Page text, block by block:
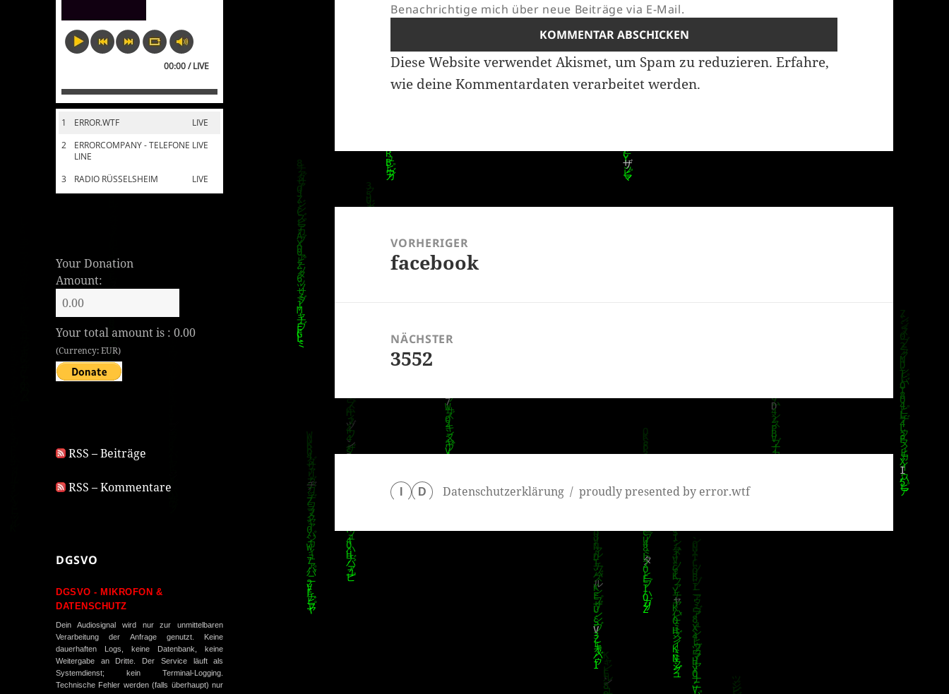
00:00 / LIVE
1 LIVE
ERROR.WTF
2
LIVE
ERRORCOMPANY - TELEFONE
LINE
3
LIVE
RADIO RÜSSELSHEIM
Your Donation
Amount:
Your total amount is :0.00
(Currency: EUR)
RSS – Beiträge
RSS – Kommentare
DGSVO
DGSVO - MIKROFON &
DATENSCHUTZ
Dein Audiosignal wird nur zur unmittelbaren
Verarbeitung der Anfrage genutzt. Keine
dauerhaften Logs, keine Datenbank, keine
Weitergabe an Dritte. Der Service läuft als
Systemdienst; kein Terminal-Logging.
Technische Fehler werden (falls überhaupt) nur
Benachrichtige mich über neue Beiträge via E-Mail.
Diese Website verwendet Akismet, um Spam zu reduzieren.Erfahre,
wie deine Kommentardaten verarbeitet werden.
VORHERIGER
Vorheriger
facebook
NÄCHSTER
Nächster
3552
D Datenschutzerklärung proudly presented by error.wtf